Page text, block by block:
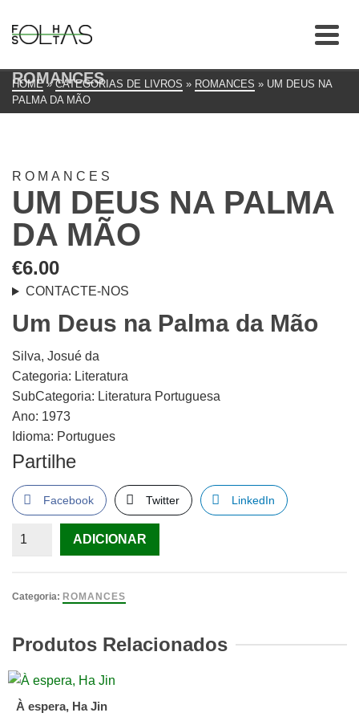
ROMANCES
HOME » CATEGORIAS DE LIVROS » ROMANCES » UM DEUS NA
PALMA DA MÃO
ROMANCES
UM DEUS NA PALMA
DA MÃO
€6.00
CONTACTE-NOS
Um Deus na Palma da Mão
Silva, Josué da
Categoria: Literatura
SubCategoria: Literatura Portuguesa
Ano: 1973
Idioma: Portugues
Partilhe
Facebook Twitter LinkedIn
Quantidade
Deus
da
Mão
ADICIONAR
Categoria: ROMANCES
Produtos Relacionados
À espera, Ha Jin